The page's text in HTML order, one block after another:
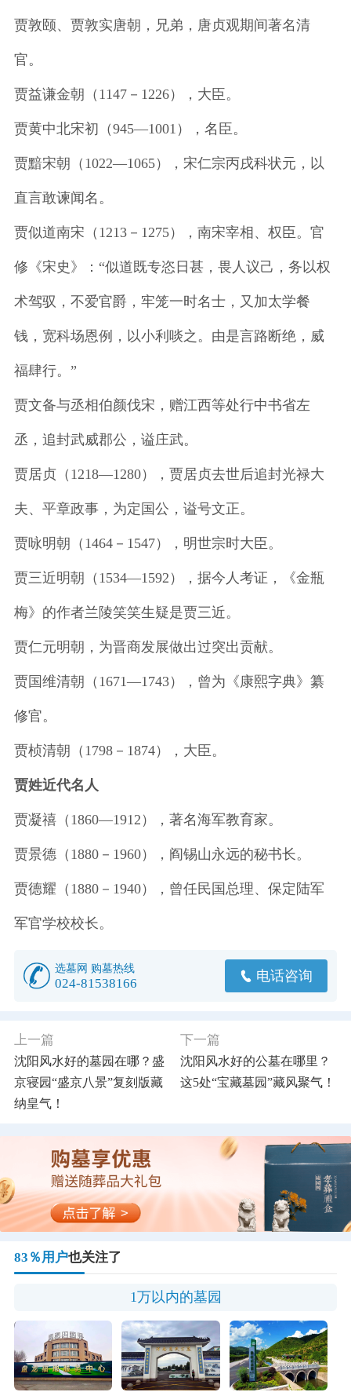
贾敦颐、贾敦实唐朝，兄弟，唐贞观期间著名清
官。
贾益谦金朝（1147－1226），大臣。
贾黄中北宋初（945—1001），名臣。
贾黯宋朝（1022—1065），宋仁宗丙戌科状元，以
直言敢谏闻名。
贾似道南宋（1213－1275），南宋宰相、权臣。官
修《宋史》：“似道既专恣日甚，畏人议己，务以权
术驾驭，不爱官爵，牢笼一时名士，又加太学餐
钱，宽科场恩例，以小利啖之。由是言路断绝，威
福肆行。”
贾文备与丞相伯颜伐宋，赠江西等处行中书省左
丞，追封武威郡公，谥庄武。
贾居贞（1218—1280），贾居贞去世后追封光禄大
夫、平章政事，为定国公，谥号文正。
贾咏明朝（1464－1547），明世宗时大臣。
贾三近明朝（1534―1592），据今人考证，《金瓶
梅》的作者兰陵笑笑生疑是贾三近。
贾仁元明朝，为晋商发展做出过突出贡献。
贾国维清朝（1671—1743），曾为《康熙字典》纂
修官。
贾桢清朝（1798－1874），大臣。
贾姓近代名人
贾凝禧（1860—1912），著名海军教育家。
贾景德（1880－1960），阎锡山永远的秘书长。
贾德耀（1880－1940），曾任民国总理、保定陆军
军官学校校长。
选墓网 购墓热线
024-81538166 电话咨询
上一篇
沈阳风水好的墓园在哪？盛
京寝园“盛京八景”复刻版藏
纳皇气！
下一篇
沈阳风水好的公墓在哪里？
这5处“宝藏墓园”藏风聚气！
83％用户也关注了
1万以内的墓园